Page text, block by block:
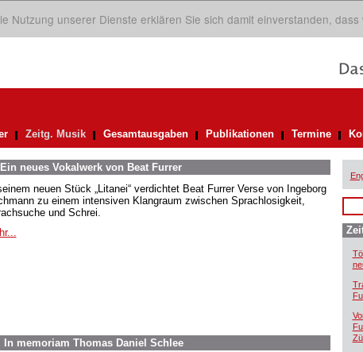
Nutzung unserer Dienste erklären Sie sich damit einverstanden, dass
Zeitg. Musik Gesamtausgaben Publikationen Termine
neues Vokalwerk von Beat Furrer
neuen Stück „Litanei“ verdichtet Beat Furrer Verse von Ingeborg
zu einem intensiven Klangraum zwischen Sprachlosigkeit,
und Schrei.
memoriam Thomas Daniel Schlee